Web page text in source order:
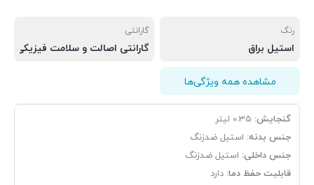
رنگ
استیل براق
گارانتی
گارانتی اصالت و سلامت فیزیکی کالا
مشاهده همه ویژگی‌ها
گنجایش: 0.35 لیتر
جنس بدنه: استیل ضدزنگ
جنس داخلی: استیل ضدزنگ
قابلیت حفظ دما: دارد